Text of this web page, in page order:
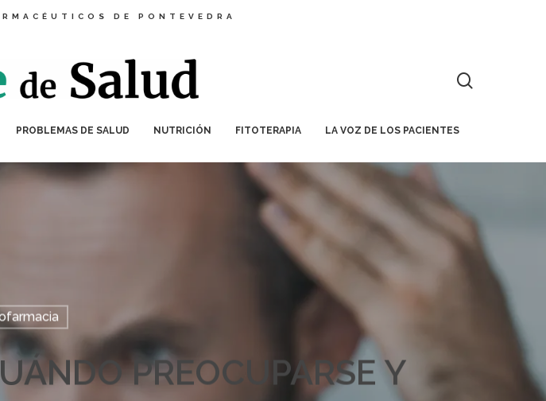
DE PONTEVEDRA
PROBLEMAS DE SALUD NUTRICIÓN FITOTERAPIA LA VOZ DE LOS PACIENTES
PREOCUPARSE Y